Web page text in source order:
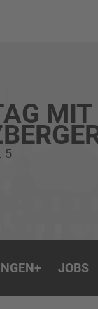
MIT
5
+ JOBS